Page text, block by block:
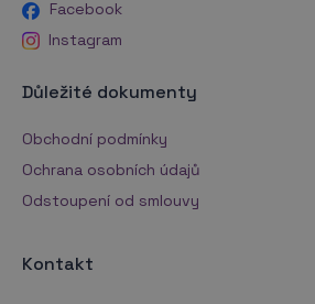
Facebook
Instagram
Důležité dokumenty
Obchodní podmínky
Ochrana osobních údajů
Odstoupení od smlouvy
Kontakt